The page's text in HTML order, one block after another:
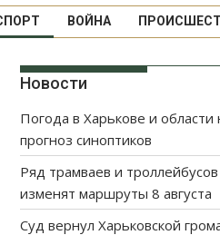
ВОЙНА
Новости
Погода в Харькове и области
прогноз синоптиков
Ряд трамваев и
изменят маршруты 8 августа
Суд вернул Харьковской